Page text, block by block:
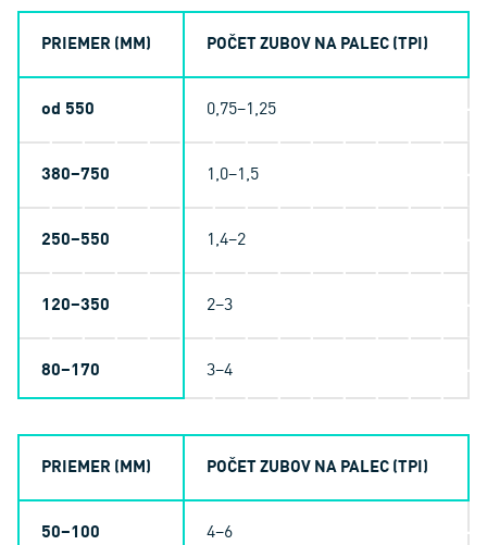
PRIEMER (MM) POČET ZUBOV NA PALEC (TPI)
od 550 0,75–1,25
380–750 1,0–1,5
250–550 1,4–2
120–350 2–3
80–170 3–4
PRIEMER (MM) POČET ZUBOV NA PALEC (TPI)
50–100 4–6